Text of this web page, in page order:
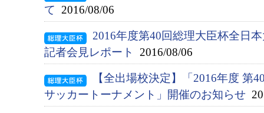
て 2016/08/06
2016年度第40回総理大臣杯全日
記者会見レポート
2016/08/06
【全出場校決定】「2016年度 第
サッカートーナメント」開催のお知らせ